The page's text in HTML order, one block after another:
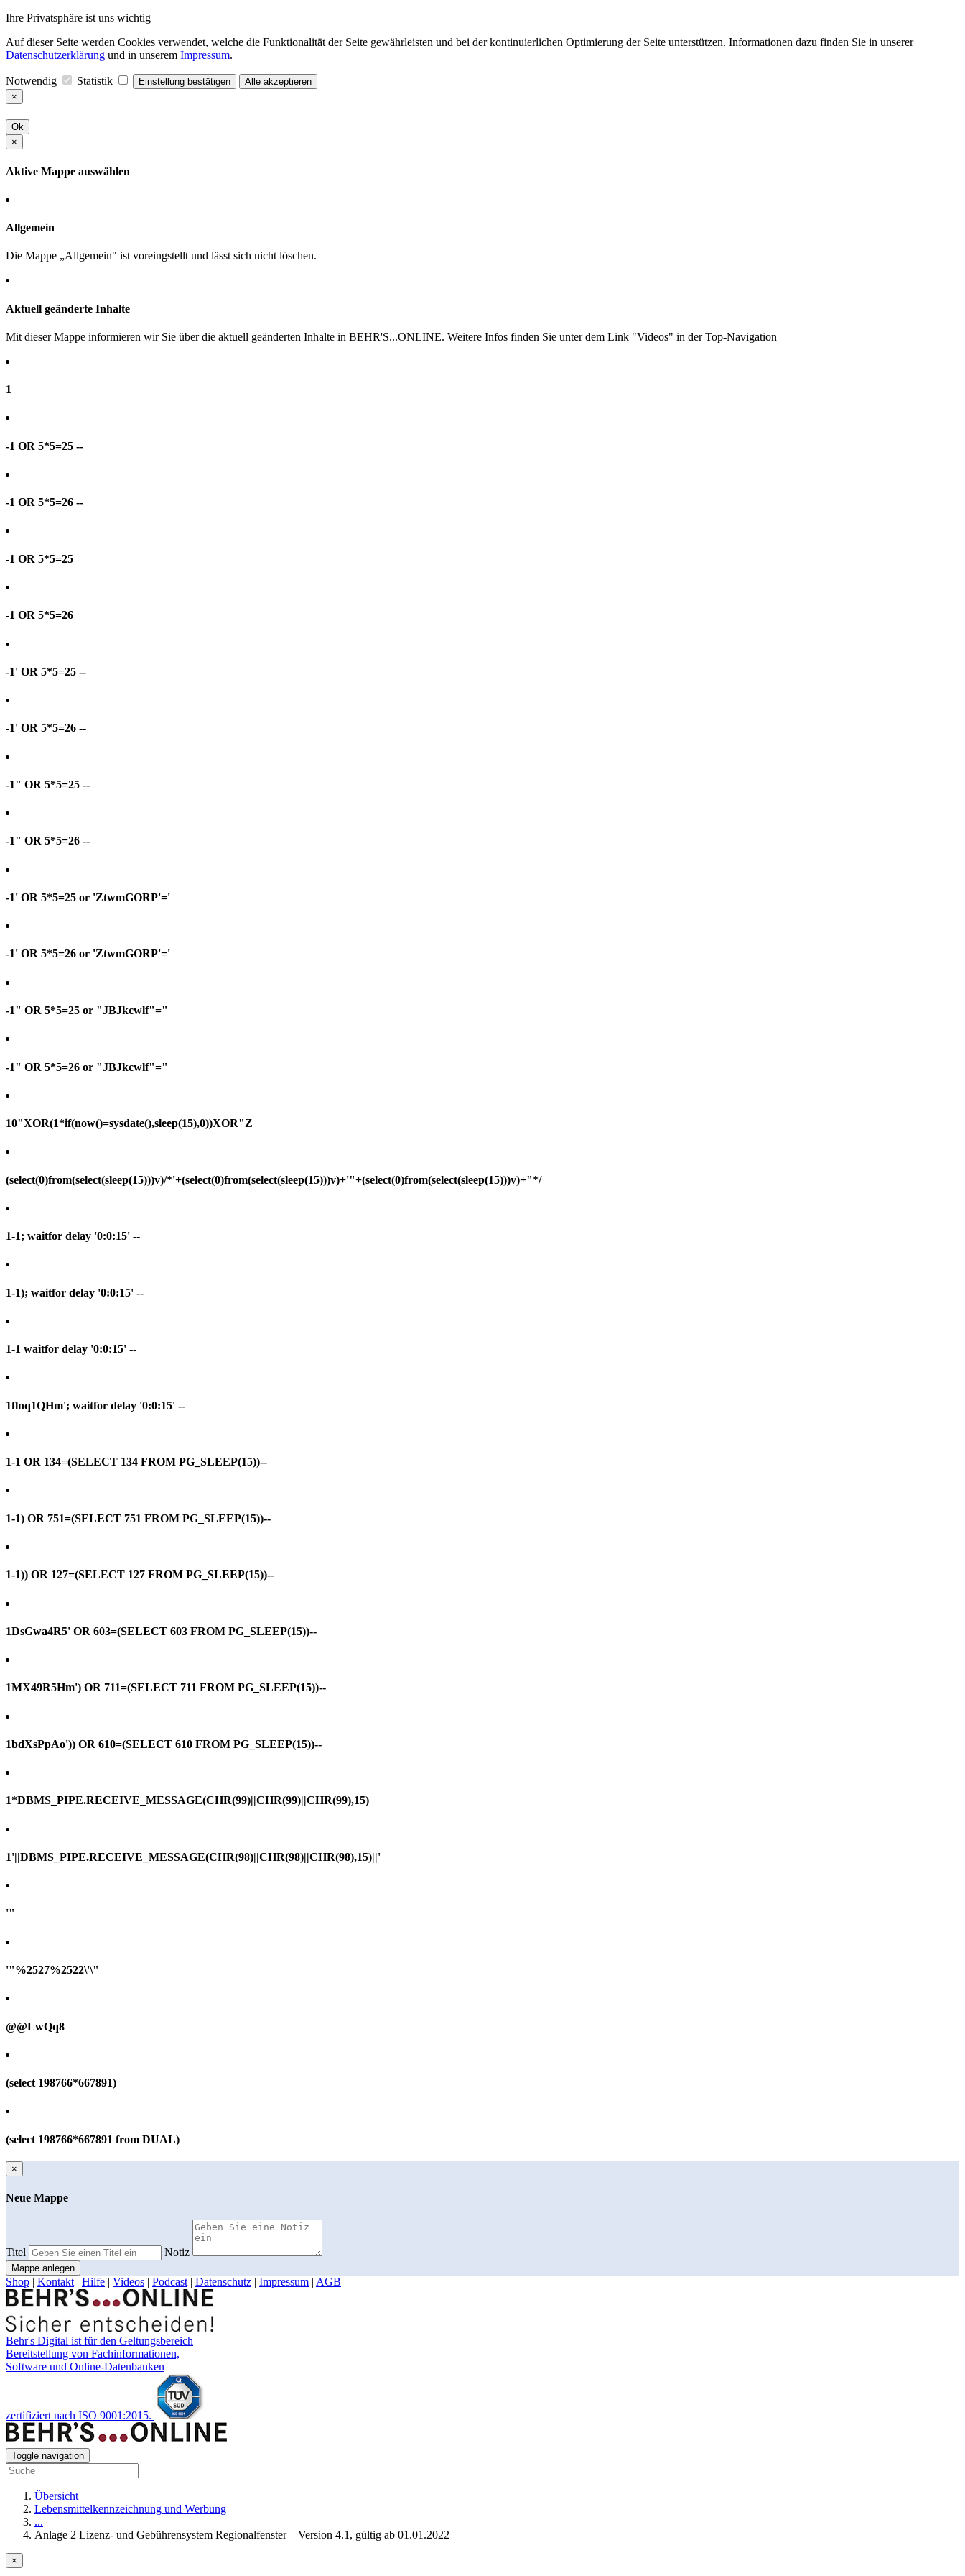
Ihre Privatsphäre ist uns wichtig
Auf dieser Seite werden Cookies verwendet, welche die Funktionalität der Seite gewährleisten und bei der kontinuierlichen Optimierung der Seite unterstützen. Informationen dazu finden Sie in unserer
Datenschutzerklärung und in unserem Impressum.
Notwendig Statistik Einstellung bestätigen
Alle akzeptieren
×
Ok
×
Aktive Mappe auswählen
Allgemein
Die Mappe „Allgemein" ist voreingstellt und lässt sich nicht löschen.
Aktuell geänderte Inhalte
Mit dieser Mappe informieren wir Sie über die aktuell geänderten Inhalte in BEHR'S...ONLINE. Weitere Infos finden Sie unter dem Link "Videos" in der Top-Navigation
1
-1 OR 5*5=25 --
-1 OR 5*5=26 --
-1 OR 5*5=25
-1 OR 5*5=26
-1' OR 5*5=25 --
-1' OR 5*5=26 --
-1" OR 5*5=25 --
-1" OR 5*5=26 --
-1' OR 5*5=25 or 'ZtwmGORP'='
-1' OR 5*5=26 or 'ZtwmGORP'='
-1" OR 5*5=25 or "JBJkcwlf"="
-1" OR 5*5=26 or "JBJkcwlf"="
10"XOR(1*if(now()=sysdate(),sleep(15),0))XOR"Z
(select(0)from(select(sleep(15)))v)/*'+(select(0)from(select(sleep(15)))v)+'"+(select(0)from(select(sleep(15)))v)+"*/
1-1; waitfor delay '0:0:15' --
1-1); waitfor delay '0:0:15' --
1-1 waitfor delay '0:0:15' --
1flnq1QHm'; waitfor delay '0:0:15' --
1-1 OR 134=(SELECT 134 FROM PG_SLEEP(15))--
1-1) OR 751=(SELECT 751 FROM PG_SLEEP(15))--
1-1)) OR 127=(SELECT 127 FROM PG_SLEEP(15))--
1DsGwa4R5' OR 603=(SELECT 603 FROM PG_SLEEP(15))--
1MX49R5Hm') OR 711=(SELECT 711 FROM PG_SLEEP(15))--
1bdXsPpAo')) OR 610=(SELECT 610 FROM PG_SLEEP(15))--
1*DBMS_PIPE.RECEIVE_MESSAGE(CHR(99)||CHR(99)||CHR(99),15)
1'||DBMS_PIPE.RECEIVE_MESSAGE(CHR(98)||CHR(98)||CHR(98),15)||'
'"
'"%2527%2522\'\"
@@LwQq8
(select 198766*667891)
(select 198766*667891 from DUAL)
×
Neue Mappe
Titel Notiz
Mappe anlegen
Shop | Kontakt | Hilfe | Videos | Podcast | Datenschutz | Impressum | AGB |
Behr's Digital ist für den Geltungsbereich
Bereitstellung von Fachinformationen,
Software und Online-Datenbanken
zertifiziert nach ISO 9001:2015.
Toggle navigation
Übersicht
Lebensmittelkennzeichnung und Werbung
...
Anlage 2 Lizenz- und Gebührensystem Regionalfenster – Version 4.1, gültig ab 01.01.2022
×